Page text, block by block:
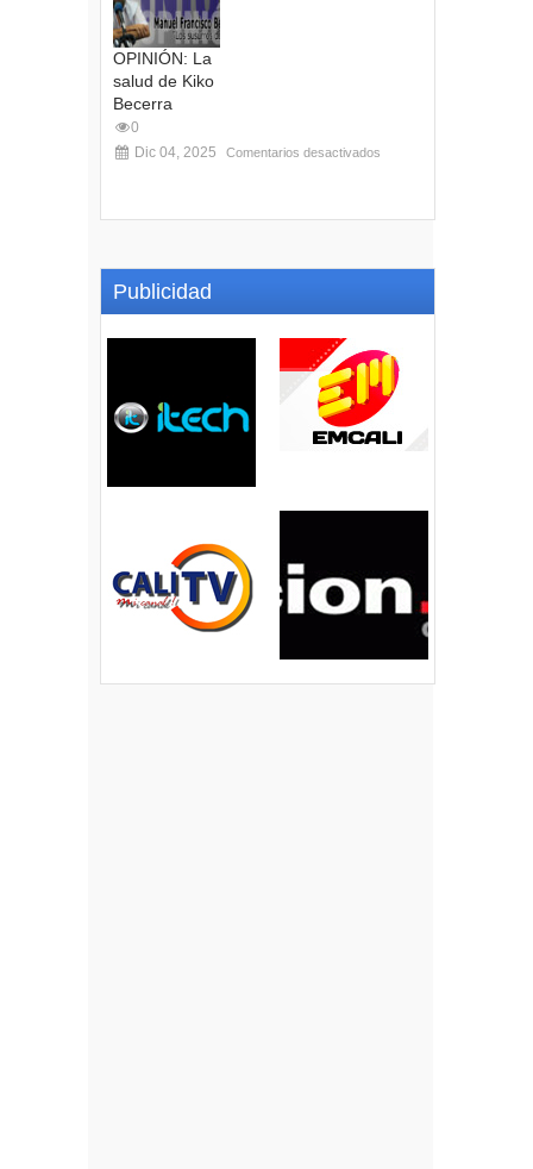
OPINIÓN: La
salud de Kiko
Becerra
0
Dic 04, 2025
Comentarios desactivados
Publicidad